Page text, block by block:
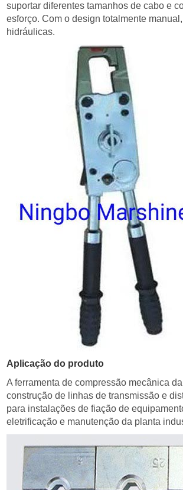
suportar diferentes tamanhos de cabo e
esforço. Com o design totalmente
hidráulicas.
Aplicação do produto
A ferramenta de compressão mecânica
construção de linhas de transmissão e
para instalações de fiação de
eletrificação e manutenção da planta